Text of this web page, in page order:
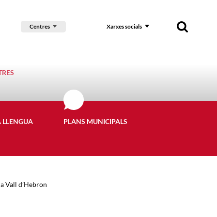
Centres Xarxes socials
LLENGUA PLANS MUNICIPALS
Vall d’Hebron